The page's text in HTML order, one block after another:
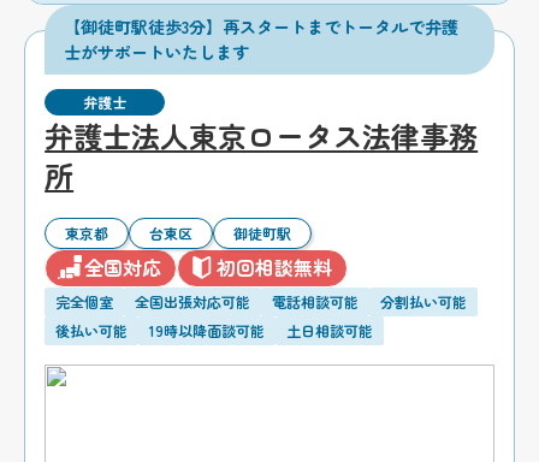
【御徒町駅徒歩3分】再スタートまでトータルで弁護
士がサポートいたします
弁護士
弁護士法人東京ロータス法律事務
所
東京都 台東区 御徒町駅
全国対応 初回相談無料
完全個室 全国出張対応可能 電話相談可能
分割払い可能
後払い可能
19時以降面談可能 土日相談可能